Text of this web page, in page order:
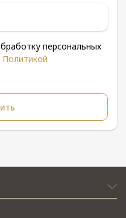
персональных
Политикой